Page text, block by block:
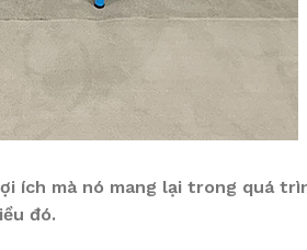
ích mà nó mang lại trong quá
đó.